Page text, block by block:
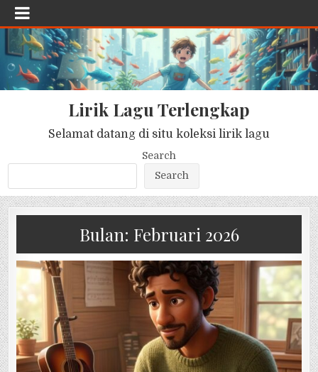
Lirik Lagu Terlengkap
Selamat datang di situ koleksi lirik lagu
Search
Search
Bulan: Februari 2026